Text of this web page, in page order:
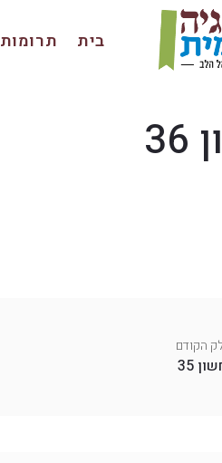
בית תרומות
הקודם
35